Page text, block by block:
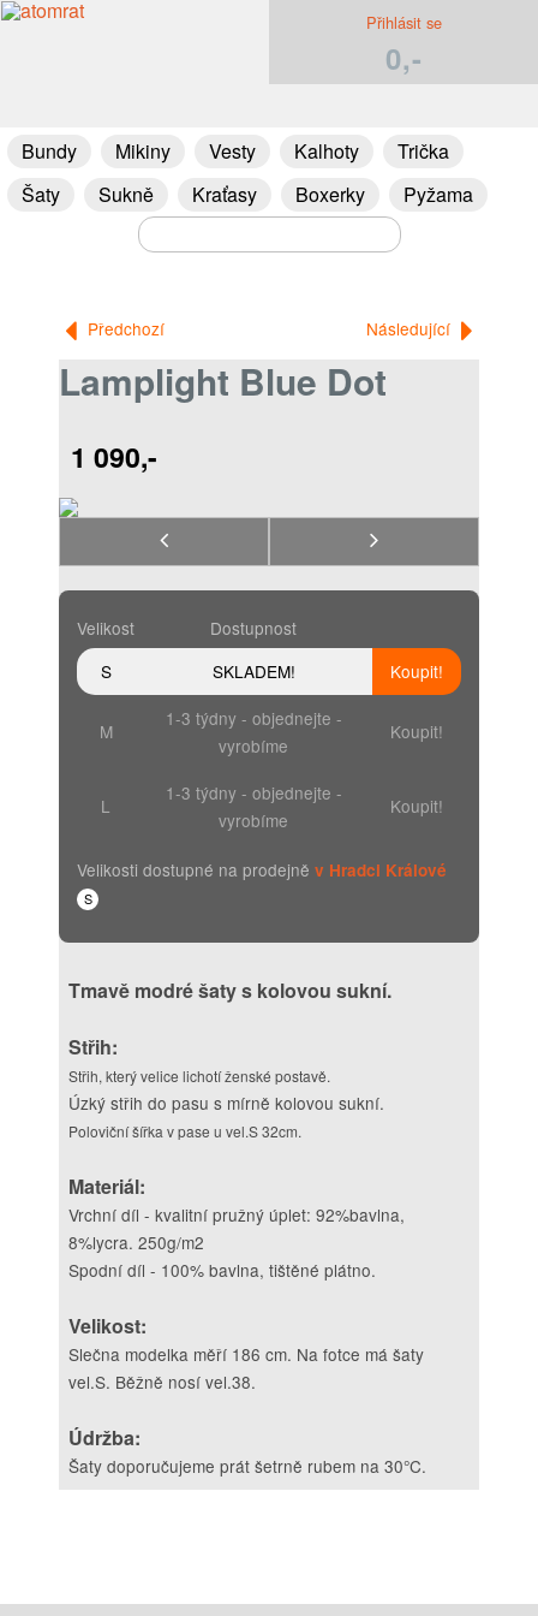
Přihlásit se
0,-
Bundy Mikiny Vesty Kalhoty
Trička
Šaty
Sukně Kraťasy Boxerky Pyžama
Předchozí Následující
Lamplight Blue Dot
1 090,-
Velikost
Dostupnost
S
SKLADEM! Koupit!
M
1-3 týdny - objednejte -
vyrobíme
Koupit!
L
1-3 týdny - objednejte -
vyrobíme
Koupit!
Velikosti dostupné na prodejně v Hradci Králové
S
Tmavě modré šaty s kolovou sukní.
Střih:
Střih, který velice lichotí ženské postavě.
Úzký střih do pasu s mírně kolovou sukní.
Poloviční šířka v pase u vel.S 32cm.
Materiál:
Vrchní díl - kvalitní pružný úplet: 92%bavlna,
8%lycra. 250g/m2
Spodní díl - 100% bavlna, tištěné plátno.
Velikost:
Slečna modelka měří 186 cm. Na fotce má šaty
vel.S. Běžně nosí vel.38.
Údržba:
Šaty doporučujeme prát šetrně rubem na 30°C.